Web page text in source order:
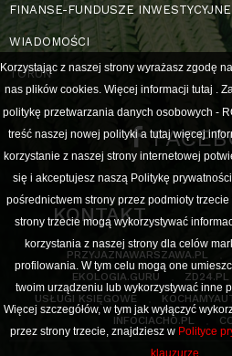
FINANSE-FUNDUSZE INWESTYCYJNE
WIADOMOŚCI
TORUŃ
KONTAKT
PRZYJAZNAWARSZAWA.PL
EKOLOGIA.GURU
ZD24.PL
USŁUGI KSIĘGOWE
INFOCIACHO.PL
Korzystając z naszej strony wyrażasz zgodę
nas plików cookies. Więcej informacji tutaj .
politykę przetwarzania danych osobowych -
treść naszej nowej polityki a tutajwięcej
korzystanie z naszej strony internetowej
się i akceptujesz naszą Politykę
pośrednictwem strony przez podmioty trzecie
strony trzecie mogą wykorzystywać
korzystania z naszej strony dla celów
profilowania. W tym celu mogą one
twoim urządzeniu lub wykorzystywać inne
Więcej szczegółów, w tym jak wyłączyć
przez strony trzecie, znajdziesz w Polityce
klauzurze